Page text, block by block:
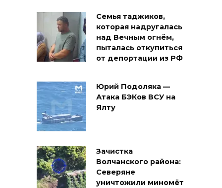
Семья таджиков,
которая надругалась
над Вечным огнём,
пыталась откупиться
от депортации из РФ
Юрий Подоляка —
Атака БЭКов ВСУ на
Ялту
Зачистка
Волчанского района:
Северяне
уничтожили миномёт